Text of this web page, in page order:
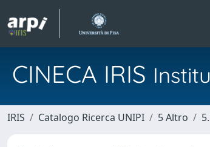
CINECA IRIS
IRIS Catalogo Ricerca UNIPI 5 Altro